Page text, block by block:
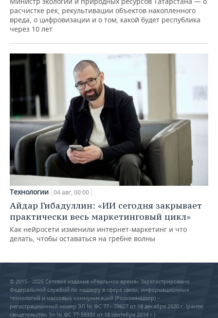
расчистке рек, рекультивации объектов накопленного
вреда, о цифровизации и о том, какой будет республика
через 10 лет
Технологии 04 авг, 00:00
Айдар Гибадуллин: «ИИ сегодня закрывает
практически весь маркетинговый цикл»
Как нейросети изменили интернет-маркетинг и что
делать, чтобы оставаться на гребне волны
© 2015 - 2026 Сетевое издание «Реальное время» Зарегистрировано
Федеральной службой по надзору в сфере связи, информационных
технологий и массовых коммуникаций (Роскомнадзор) –
регистрационный номер ЭЛ № ФС 77 - 79627 от 18 декабря 2020 г. (ранее
свидетельство Эл № ФС 77-59331 от 18 сентября 2014 г.)